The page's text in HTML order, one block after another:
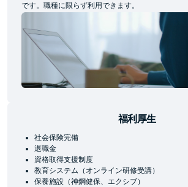
です。職種に限らず利用できます。
福利厚生
社会保険完備
退職⾦
資格取得支援制度
教育システム（オンライン研修受講）
保養施設（神鋼健保、エクシブ）